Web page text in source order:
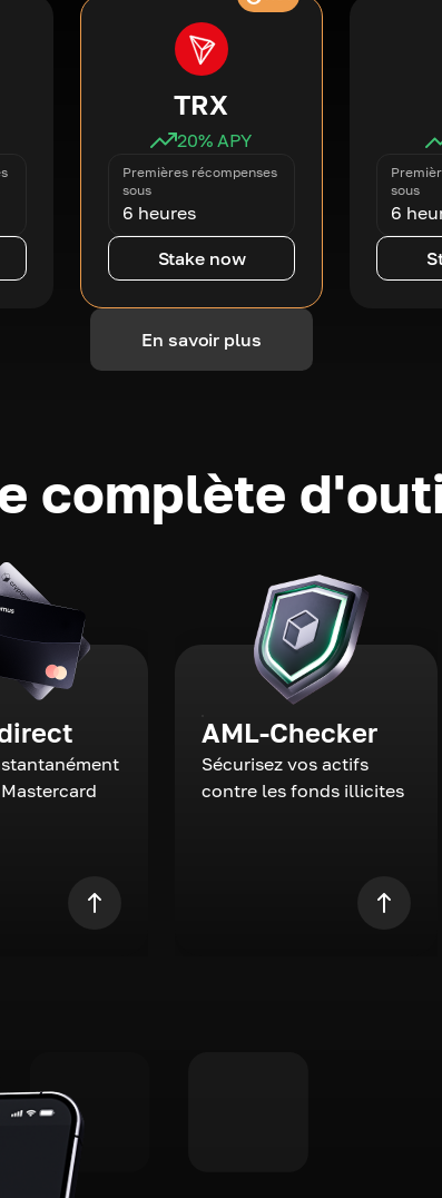
TRX
20% APY
Premières récompenses
sous
6 heures
Stake now
sous
6
En savoir plus
complète
AML-Checker
Sécurisez vos actifs
contre les fonds illicites